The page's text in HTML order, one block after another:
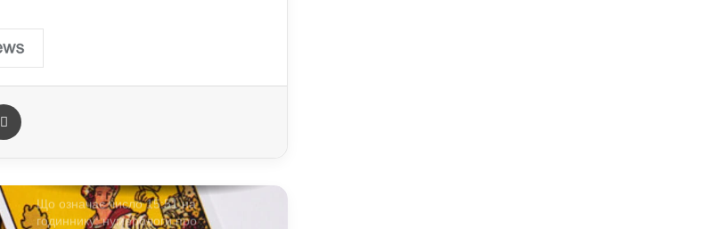
Що означає число 15:51 на
годиннику: нумерологи про